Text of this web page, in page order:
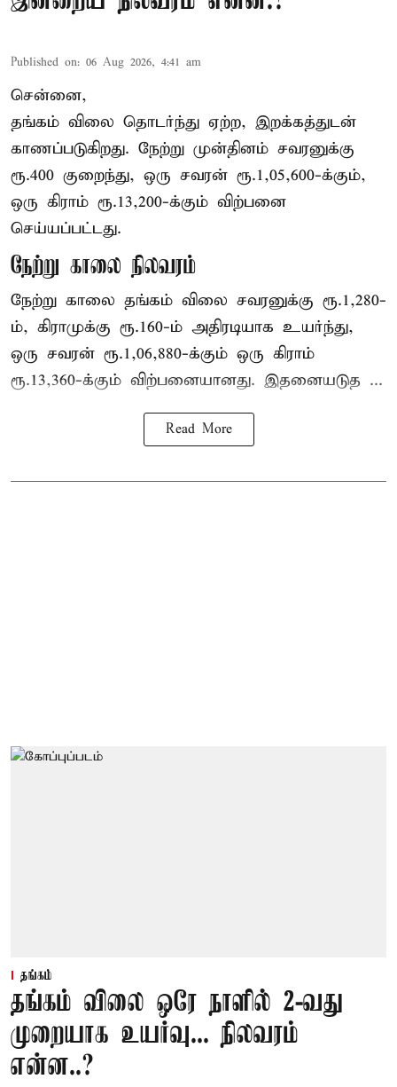
Published on: 06 Aug 2026, 4:41 am
சென்னை,
தங்கம் விலை தொடர்ந்து ஏற்ற, இறக்கத்துடன்
காணப்படுகிறது. நேற்று முன்தினம் சவரனுக்கு
ரூ.400 குறைந்து, ஒரு சவரன் ரூ.1,05,600-க்கும்,
ஒரு கிராம் ரூ.13,200-க்கும் விற்பனை
செய்யப்பட்டது.
நேற்று காலை நிலவரம்
நேற்று காலை தங்கம் விலை சவரனுக்கு ரூ.1,280-
ம், கிராமுக்கு ரூ.160-ம் அதிரடியாக உயர்ந்து,
ஒரு சவரன் ரூ.1,06,880-க்கும் ஒரு கிராம்
ரூ.13,360-க்கும் விற்பனையானது. இதனையடுத ...
Read More
தங்கம்
தங்கம் விலை ஒரே நாளில் 2-வது
முறையாக உயர்வு... நிலவரம்
என்ன..?